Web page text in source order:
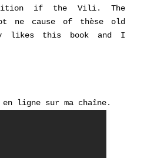
if the Vili. The
ne cause of thèse old
likes this book and I
ligne sur ma chaîne.